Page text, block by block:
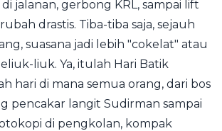
jalanan, gerbong KRL, sampai lift
drastis. Tiba-tiba saja, sejauh
suasana jadi lebih "cokelat" atau
liuk. Ya, itulah Hari Batik
hari di mana semua orang, dari bos
pencakar langit Sudirman sampai
di pengkolan, kompak